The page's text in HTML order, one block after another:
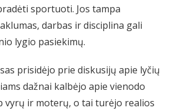
sportuoti. Jos tampa
darbas ir disciplina gali
lygio pasiekimų.
prisidėjo prie diskusijų apie lyčių
dažnai kalbėjo apie vienodo
vyrų ir moterų, o tai turėjo realios